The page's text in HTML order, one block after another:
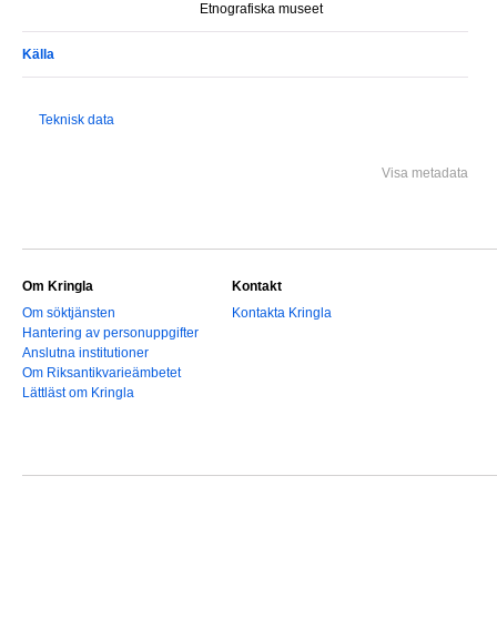
Etnografiska museet
Källa
Teknisk data
Visa metadata
Om Kringla
Om söktjänsten
Hantering av personuppgifter
Anslutna institutioner
Om Riksantikvarieämbetet
Lättläst om Kringla
Kontakt
Kontakta Kringla